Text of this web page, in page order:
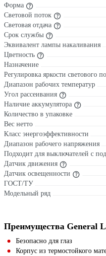
Форма
Световой поток
Световая отдача
Срок службы
Эквивалент лампы накаливания
Цветность
Назначение
Регулировка яркости светового
Диапазон рабочих температур
Угол рассеивания
Наличие аккумулятора
Количество в упаковке
Вес нетто
Класс энергоэффективности
Диапазон рабочего напряжения
Подходит для выключателей с
Датчик движения
Датчик освещенности
ГОСТ/ТУ
Модельный ряд
Преимущества General
Безопасно для глаз
Корпус из термостойкого